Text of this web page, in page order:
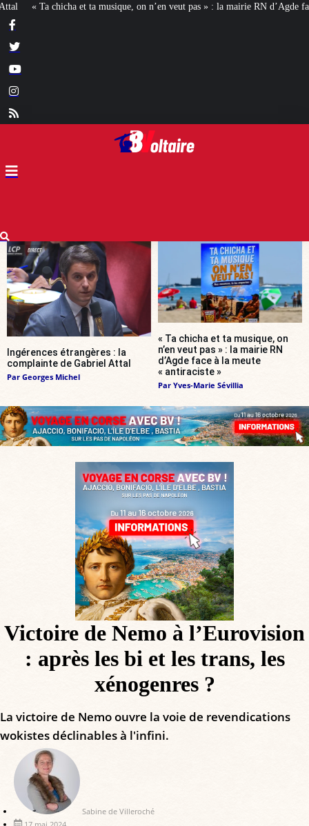
pas » : la mairie RN d’Agde face à la meute « antiraciste » La hausse
Ingérences étrangères : la
complainte de Gabriel Attal
Par Georges Michel
« Ta chicha et ta musique, on
n’en veut pas » : la mairie RN
d’Agde face à la meute
« antiraciste »
Par Yves-Marie Sévillia
Victoire de Nemo à l’Eurovision
: après les bi et les trans, les
xénogenres ?
La victoire de Nemo ouvre la voie de revendications
wokistes déclinables à l'infini.
Sabine de Villeroché